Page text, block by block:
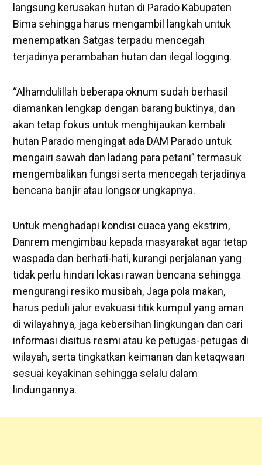
langsung kerusakan hutan di Parado Kabupaten
Bima sehingga harus mengambil langkah untuk
menempatkan Satgas terpadu mencegah
terjadinya perambahan hutan dan ilegal logging.
“Alhamdulillah beberapa oknum sudah berhasil
diamankan lengkap dengan barang buktinya, dan
akan tetap fokus untuk menghijaukan kembali
hutan Parado mengingat ada DAM Parado untuk
mengairi sawah dan ladang para petani” termasuk
mengembalikan fungsi serta mencegah terjadinya
bencana banjir atau longsor ungkapnya.
Untuk menghadapi kondisi cuaca yang ekstrim,
Danrem mengimbau kepada masyarakat agar tetap
waspada dan berhati-hati, kurangi perjalanan yang
tidak perlu hindari lokasi rawan bencana sehingga
mengurangi resiko musibah, Jaga pola makan,
harus peduli jalur evakuasi titik kumpul yang aman
di wilayahnya, jaga kebersihan lingkungan dan cari
informasi disitus resmi atau ke petugas-petugas di
wilayah, serta tingkatkan keimanan dan ketaqwaan
sesuai keyakinan sehingga selalu dalam
lindungannya.